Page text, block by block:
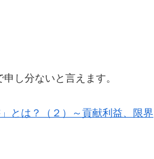
し分ないと言えます。
とは？（２）～貢献利益、限界